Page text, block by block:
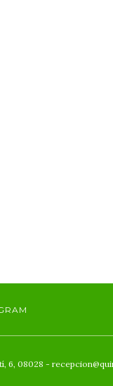
6, 08028 -